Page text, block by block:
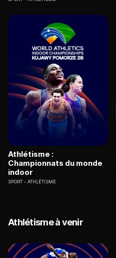
Athlétisme :
Championnats du monde
indoor
SPORT ATHLÉTISME
Athlétisme à venir